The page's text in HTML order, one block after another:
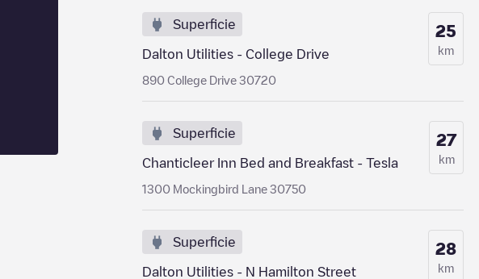
Superficie
Dalton Utilities - College Drive
890 College Drive 30720
25
km
Superficie
Chanticleer Inn Bed and Breakfast - Tesla
1300 Mockingbird Lane 30750
27
km
Superficie
Dalton Utilities - N Hamilton Street
28
km